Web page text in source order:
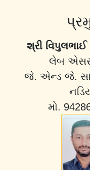
શ્રી
લેબ
જે. એન્ડ જે.
મો.